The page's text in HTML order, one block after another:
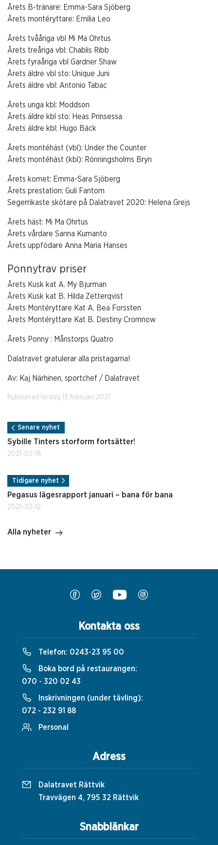
Årets B-tränare: Emma-Sara Sjöberg
Årets montéryttare: Emilia Leo
Årets tvååriga vbl Mi Ma Ohrtus
Årets treåriga vbl: Chablis Ribb
Årets fyraåriga vbl Gardner Shaw
Årets äldre vbl sto: Unique Juni
Årets äldre vbl: Antonio Tabac
Årets unga kbl: Moddson
Årets äldre kbl sto: Heas Prinsessa
Årets äldre kbl: Hugo Bäck
Årets montéhäst (vbl): Under the Counter
Årets montéhäst (kbl): Rönningsholms Bryn
Årets komet: Emma-Sara Sjöberg
Årets prestation: Guli Fantom
Segerrikaste skötare på Dalatravet 2020: Helena Grejs
Årets häst: Mi Ma Ohrtus
Årets vårdare Sanna Kumanto
Årets uppfödare Anna Maria Hanses
Ponnytrav priser
Årets Kusk kat A. My Bjurman
Årets Kusk kat B. Hilda Zetterqvist
Årets Montéryttare Kat A. Bea Forssten
Årets Montéryttare Kat B. Destiny Cromnow
Årets Ponny : Månstorps Quatro
Dalatravet gratulerar alla pristagarna!
Av: Kaj Närhinen, sportchef / Dalatravet
Publicerad lördag 13 februari 2021.
Senare nyhet
Sybille Tinters storform fortsätter!
2021-02-18
Tidigare nyhet
Pegasus lägesrapport januari – bana för bana
2021-02-12
Alla nyheter
Snabblänkar
Kontakta oss
Telefon: 0243-23 95 00
Boka bord på restaurangen:
070 - 320 02 43
Inskrivningen (under tävling):
072 - 232 91 88
Personal
Adress
Dalatravet Rättvik
Travvägen 4, 795 32 Rättvik